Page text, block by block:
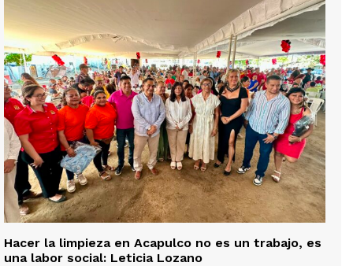
Hacer la limpieza en Acapulco no es un trabajo, es
una labor social: Leticia Lozano